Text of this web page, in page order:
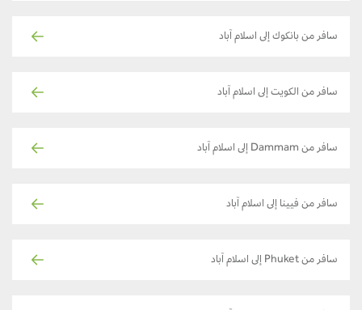
سافر من بانكوك إلى اسلام آباد
سافر من الكويت إلى اسلام آباد
سافر من Dammam إلى اسلام آباد
سافر من فيينا إلى اسلام آباد
سافر من Phuket إلى اسلام آباد